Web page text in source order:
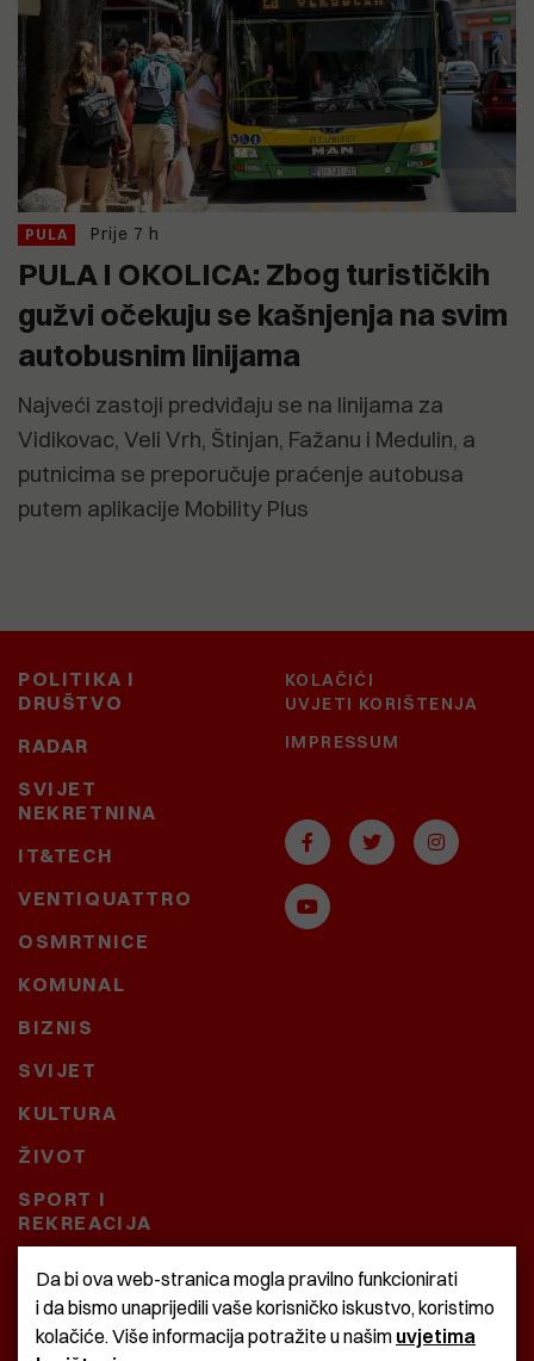
PULA Prije 7 h
PULA I OKOLICA: Zbog turističkih
gužvi očekuju se kašnjenja na svim
autobusnim linijama
Najveći zastoji predviđaju se na linijama za
Vidikovac, Veli Vrh, Štinjan, Fažanu i Medulin, a
putnicima se preporučuje praćenje autobusa
putem aplikacije Mobility Plus
POLITIKA I
DRUŠTVO
RADAR
SVIJET
NEKRETNINA
IT&TECH
VENTIQUATTRO
OSMRTNICE
KOMUNAL
BIZNIS
SVIJET
KULTURA
ŽIVOT
SPORT I
REKREACIJA
BAŠTARDINI I PRAVI
KRASNA ZEMLJA
KOLAČIĆI
UVJETI KORIŠTENJA
IMPRESSUM
Da bi ova web-stranica mogla pravilno funkcionirati
i da bismo unaprijedili vaše korisničko iskustvo, koristimo
kolačiće. Više informacija potražite u našim uvjetima